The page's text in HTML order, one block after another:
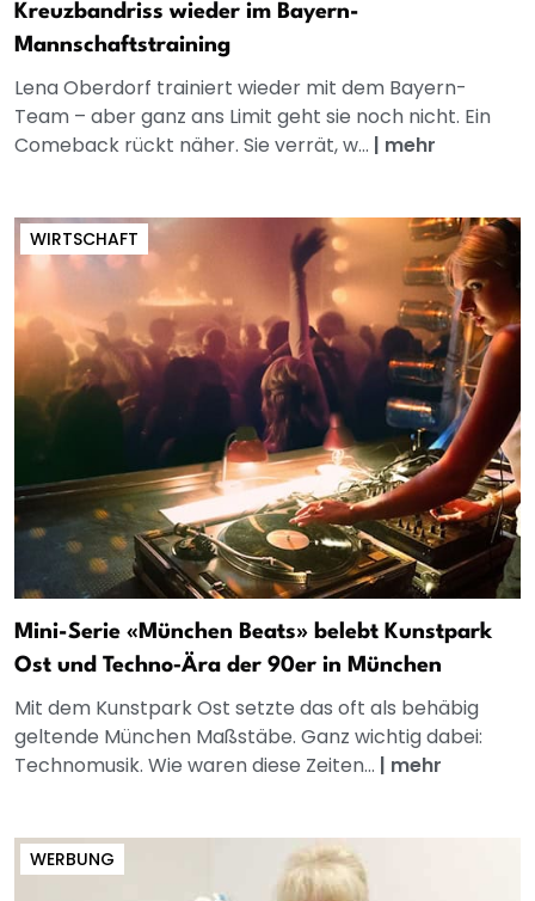
Kreuzbandriss wieder im Bayern-
Mannschaftstraining
Lena Oberdorf trainiert wieder mit dem Bayern-
Team – aber ganz ans Limit geht sie noch nicht. Ein
Comeback rückt näher. Sie verrät, w... | mehr
WIRTSCHAFT
Mini-Serie «München Beats» belebt Kunstpark
Ost und Techno‑Ära der 90er in München
Mit dem Kunstpark Ost setzte das oft als behäbig
geltende München Maßstäbe. Ganz wichtig dabei:
Technomusik. Wie waren diese Zeiten... | mehr
WERBUNG